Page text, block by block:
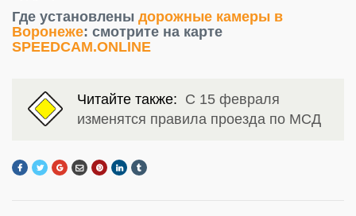
Где установлены дорожные камеры в
Воронеже: смотрите на карте
SPEEDCAM.ONLINE
Читайте также: С 15 февраля
изменятся правила проезда по МСД